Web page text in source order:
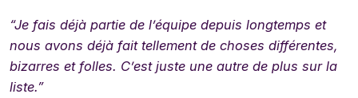
“Je fais déjà partie de l’équipe depuis longtemps et
nous avons déjà fait tellement de choses différentes,
bizarres et folles. C’est juste une autre de plus sur la
liste.”